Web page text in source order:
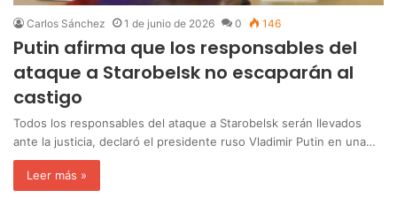
Carlos Sánchez 1 de junio de 2026 0 146
Putin afirma que los responsables del
ataque a Starobelsk no escaparán al
castigo
Todos los responsables del ataque a Starobelsk serán llevados
ante la justicia, declaró el presidente ruso Vladimir Putin en una…
Leer más »